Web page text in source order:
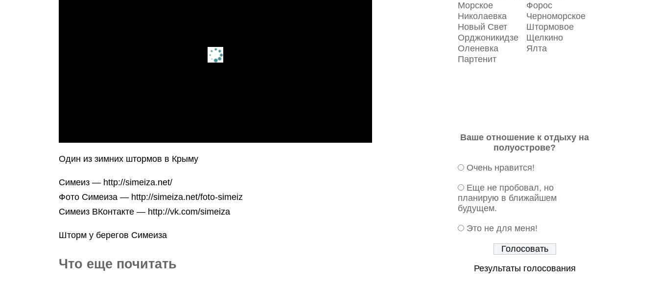
Один из зимних штормов в Крыму
Симеиз — http://simeiza.net/
Фото Симеиза — http://simeiza.net/foto-simeiz
Симеиз ВКонтакте — http://vk.com/simeiza
Шторм у берегов Симеиза
Что еще почитать
Морское
Николаевка
Новый Свет
Орджоникидзе
Оленевка
Партенит
Форос
Черноморское
Штормовое
Щелкино
Ялта
Ваше отношение к отдыху на
полуострове?
Очень нравится!
Еще не пробовал, но
планирую в ближайшем
будущем.
Это не для меня!
Результаты голосования